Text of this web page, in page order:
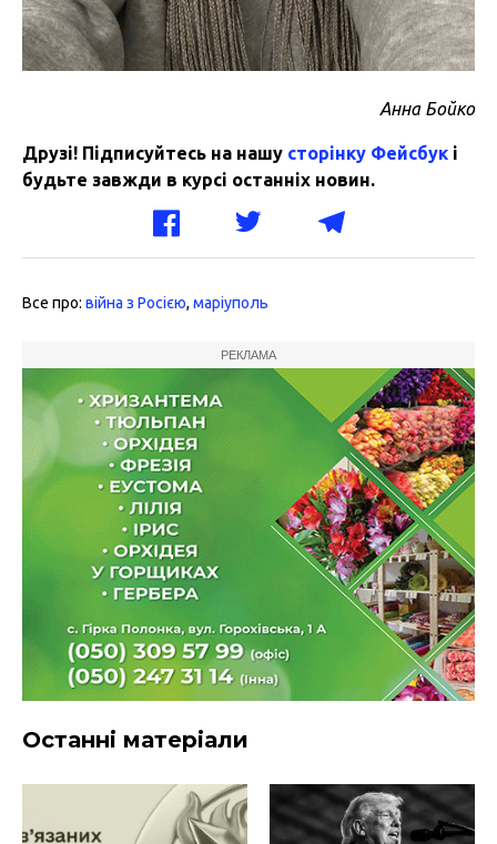
Анна Бойко
Друзі! Підписуйтесь на нашу сторінку Фейсбук і
будьте завжди в курсі останніх новин.
Все про: війна з Росією, маріуполь
РЕКЛАМА
Останні матеріали